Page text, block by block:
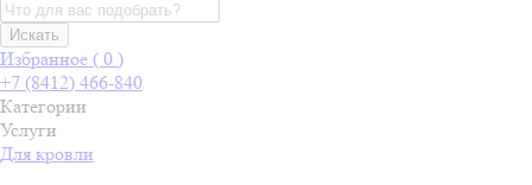
Искать
Избранное ( 0 )
+7 (8412) 466-840
Категории
Услуги
Для кровли